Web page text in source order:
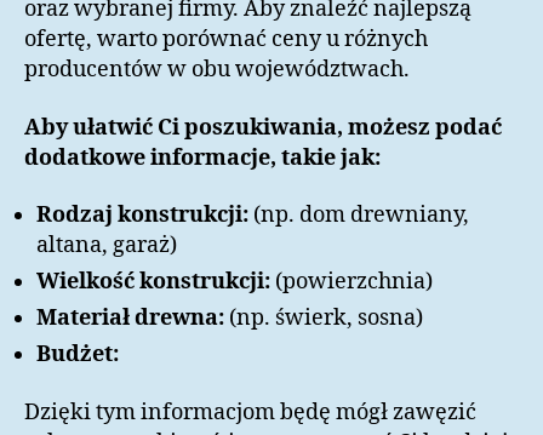
oraz wybranej firmy. Aby znaleźć najlepszą
ofertę, warto porównać ceny u różnych
producentów w obu województwach.
Aby ułatwić Ci poszukiwania, możesz podać
dodatkowe informacje, takie jak:
Rodzaj konstrukcji: (np. dom drewniany,
altana, garaż)
Wielkość konstrukcji: (powierzchnia)
Materiał drewna: (np. świerk, sosna)
Budżet:
Dzięki tym informacjom będę mógł zawęzić